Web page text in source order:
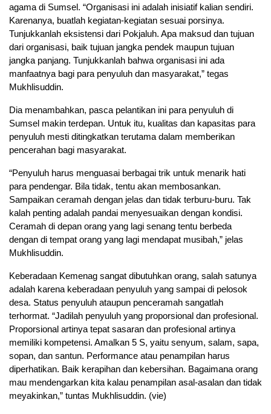
agama di Sumsel. “Organisasi ini adalah inisiatif kalian sendiri.
Karenanya, buatlah kegiatan-kegiatan sesuai porsinya.
Tunjukkanlah eksistensi dari Pokjaluh. Apa maksud dan tujuan
dari organisasi, baik tujuan jangka pendek maupun tujuan
jangka panjang. Tunjukkanlah bahwa organisasi ini ada
manfaatnya bagi para penyuluh dan masyarakat,” tegas
Mukhlisuddin.
Dia menambahkan, pasca pelantikan ini para penyuluh di
Sumsel makin terdepan. Untuk itu, kualitas dan kapasitas para
penyuluh mesti ditingkatkan terutama dalam memberikan
pencerahan bagi masyarakat.
“Penyuluh harus menguasai berbagai trik untuk menarik hati
para pendengar. Bila tidak, tentu akan membosankan.
Sampaikan ceramah dengan jelas dan tidak terburu-buru. Tak
kalah penting adalah pandai menyesuaikan dengan kondisi.
Ceramah di depan orang yang lagi senang tentu berbeda
dengan di tempat orang yang lagi mendapat musibah,” jelas
Mukhlisuddin.
Keberadaan Kemenag sangat dibutuhkan orang, salah satunya
adalah karena keberadaan penyuluh yang sampai di pelosok
desa. Status penyuluh ataupun penceramah sangatlah
terhormat. “Jadilah penyuluh yang proporsional dan profesional.
Proporsional artinya tepat sasaran dan profesional artinya
memiliki kompetensi. Amalkan 5 S, yaitu senyum, salam, sapa,
sopan, dan santun. Performance atau penampilan harus
diperhatikan. Baik kerapihan dan kebersihan. Bagaimana orang
mau mendengarkan kita kalau penampilan asal-asalan dan tidak
meyakinkan,” tuntas Mukhlisuddin. (vie)